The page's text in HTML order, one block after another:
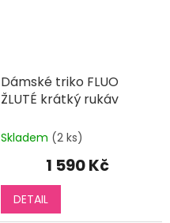
Dámské triko FLUO
ŽLUTÉ krátký rukáv
Skladem (2 ks)
1 590 Kč
DETAIL